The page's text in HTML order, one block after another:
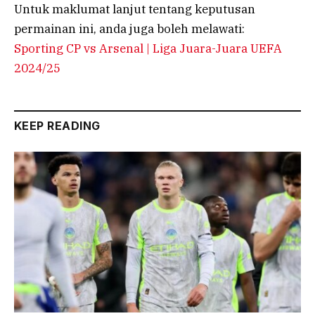
Untuk maklumat lanjut tentang keputusan
permainan ini, anda juga boleh melawati:
Sporting CP vs Arsenal | Liga Juara-Juara UEFA
2024/25
KEEP READING